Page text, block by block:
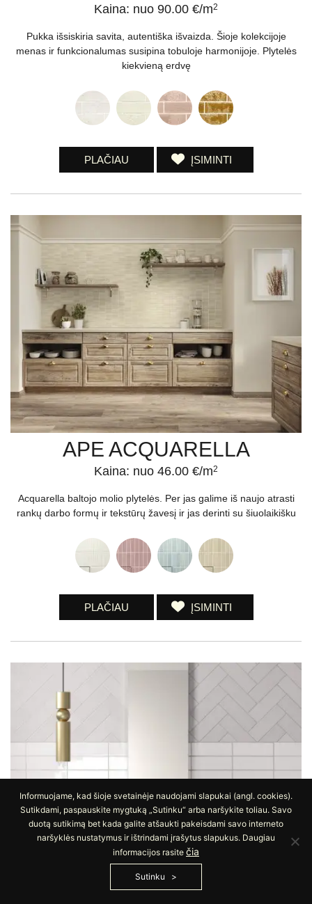
Kaina: nuo 90.00 €/m2
Pukka išsiskiria savita, autentiška išvaizda. Šioje kolekcijoje
menas ir funkcionalumas susipina tobuloje harmonijoje. Plytelės
kiekvieną erdvę
PLAČIAU ĮSIMINTI
APE ACQUARELLA
Kaina: nuo 46.00 €/m2
Acquarella baltojo molio plytelės. Per jas galime iš naujo atrasti
rankų darbo formų ir tekstūrų žavesį ir jas derinti su šiuolaikišku
PLAČIAU ĮSIMINTI
Informuojame, kad šioje svetainėje naudojami slapukai (angl. cookies).
Sutikdami, paspauskite mygtuką „Sutinku“ arba naršykite toliau. Savo
duotą sutikimą bet kada galite atšaukti pakeisdami savo interneto
naršyklės nustatymus ir ištrindami įrašytus slapukus. Daugiau
informacijos rasite čia
Sutinku